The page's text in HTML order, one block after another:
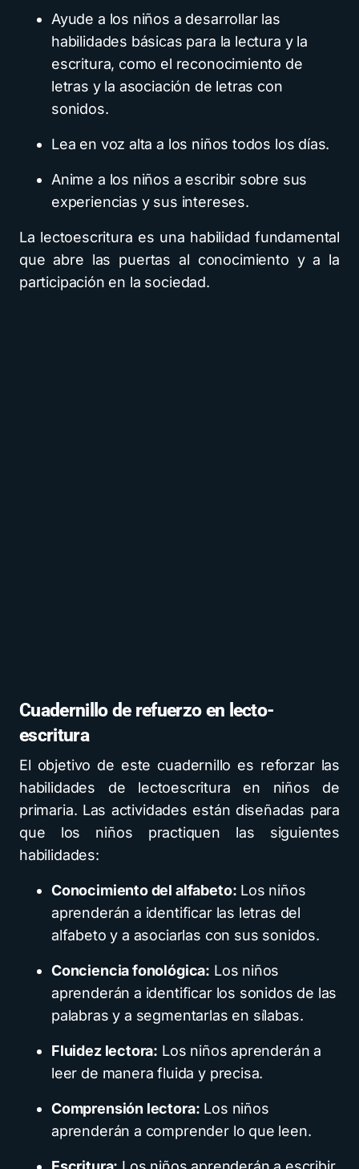
Ayude a los niños a desarrollar las
habilidades básicas para la lectura y la
escritura, como el reconocimiento de
letras y la asociación de letras con
sonidos.
Lea en voz alta a los niños todos los días.
Anime a los niños a escribir sobre sus
experiencias y sus intereses.
La lectoescritura es una habilidad fundamental
que abre las puertas al conocimiento y a la
participación en la sociedad.
Cuadernillo de refuerzo en lecto-
escritura
El objetivo de este cuadernillo es reforzar las
habilidades de lectoescritura en niños de
primaria. Las actividades están diseñadas para
que los niños practiquen las siguientes
habilidades:
Conocimiento del alfabeto: Los niños
aprenderán a identificar las letras del
alfabeto y a asociarlas con sus sonidos.
Conciencia fonológica: Los niños
aprenderán a identificar los sonidos de las
palabras y a segmentarlas en sílabas.
Fluidez lectora: Los niños aprenderán a
leer de manera fluida y precisa.
Comprensión lectora: Los niños
aprenderán a comprender lo que leen.